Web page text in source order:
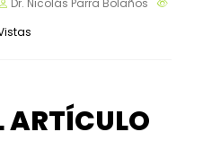
Dr. Nicolás Parra Bolaños
ARTÍCULO